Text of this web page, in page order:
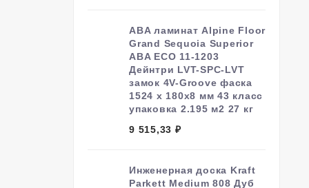
ABA ламинат Alpine Floor
Grand Sequoia Superior
ABA ECO 11-1203
Дейнтри LVT-SPC-LVT
замок 4V-Groove фаска
1524 х 180х8 мм 43 класс
упаковка 2.195 м2 27 кг
9 515,33 ₽
Инженерная доска Kraft
Parkett Medium 808 Дуб